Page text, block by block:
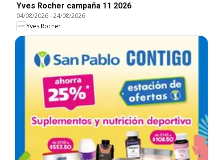
Yves Rocher campaña 11 2026
04/08/2026-24/08/2026
Yves Rocher